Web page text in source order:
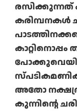
രസിക്കുന്നത്
കരിമ്പനകൾ
അതോ
കുന്നിന്റെ